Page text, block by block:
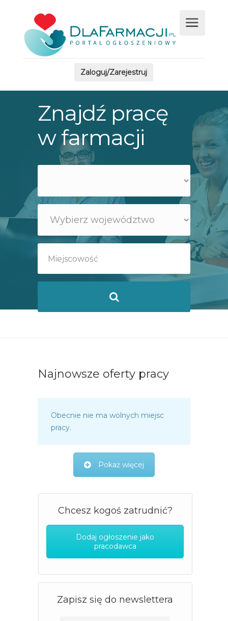
Zaloguj/Zarejestruj
Znajdź pracę
w farmacji
Najnowsze oferty pracy
Obecnie nie ma wolnych miejsc
pracy.
Pokaż więcej
Chcesz kogoś zatrudnić?
Dodaj ogłoszenie jako
pracodawca
Zapisz się do newslettera